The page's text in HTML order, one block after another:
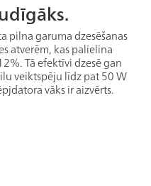
pilna garuma dzesēšanas
atverēm, kas palielina
Tā efektīvi dzesē gan
veiktspēju līdz pat 50 W
vāks ir aizvērts.